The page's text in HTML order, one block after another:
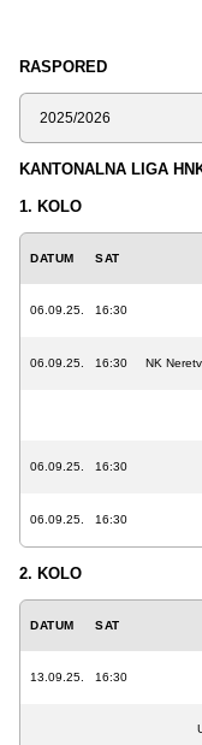
RASPORED
Sezona
KANTONALNA LIGA
1. KOLO
DATUM SAT
06.09.25. 16:30
06.09.25. 16:30 NK
06.09.25. 16:30
06.09.25. 16:30
2. KOLO
DATUM SAT
13.09.25. 16:30